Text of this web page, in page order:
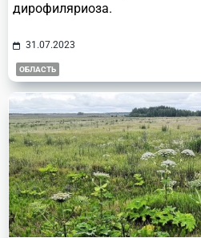
дирофиляриоза.
31.07.2023
ОБЛАСТЬ